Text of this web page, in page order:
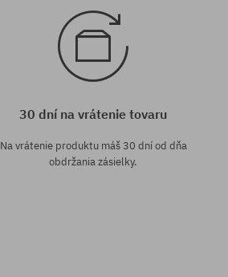
30 dní na vrátenie tovaru
Na vrátenie produktu máš 30 dní od dňa
obdržania zásielky.